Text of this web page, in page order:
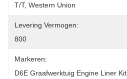
T/T, Western Union
Levering Vermogen:
800
Markeren:
D6E Graafwerktuig Engine Liner Kit